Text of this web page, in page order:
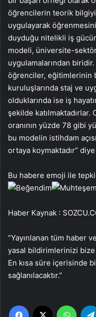
öğrencilerin teorik
uygulayarak
duyduğu nitelikli iş
modeli, üniversite-
uygulamalarından
öğrenciler, eğitimlerinin
kuruluşlarında staj ve
olduklarında ise iş
şekilde katılmaktadırlar.
oranının yüzde 78 gibi
bu modelin istihdam
ortaya koymaktadır”
Bu habere emoji ile
Haber Kaynak :
“Yayınlanan tüm haber
yasal bildirimlerinizi
En kısa süre içerisinde
sağlanılacaktır.”
Facebook